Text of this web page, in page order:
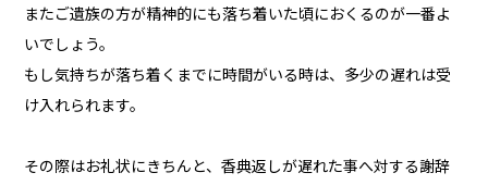
またご遺族の方が精神的にも落ち着いた頃におくるのが一番よ
いでしょう。
もし気持ちが落ち着くまでに時間がいる時は、多少の遅れは受
け入れられます。
その際はお礼状にきちんと、香典返しが遅れた事へ対する謝辞